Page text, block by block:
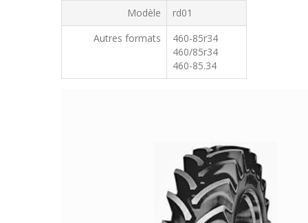
Modèle
rd01
Autres formats
460-85r34
460/85r34
460-85.34